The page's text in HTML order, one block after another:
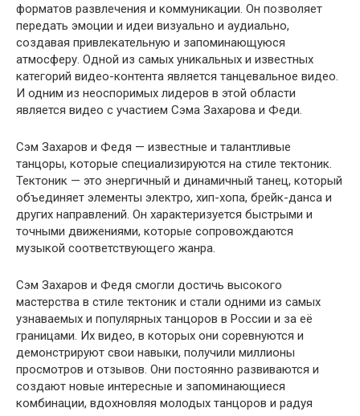
форматов развлечения и коммуникации. Он позволяет
передать эмоции и идеи визуально и аудиально,
создавая привлекательную и запоминающуюся
атмосферу. Одной из самых уникальных и известных
категорий видео-контента является танцевальное видео.
И одним из неоспоримых лидеров в этой области
является видео с участием Сэма Захарова и Феди.
Сэм Захаров и Федя — известные и талантливые
танцоры, которые специализируются на стиле тектоник.
Тектоник — это энергичный и динамичный танец, который
объединяет элементы электро, хип-хопа, брейк-данса и
других направлений. Он характеризуется быстрыми и
точными движениями, которые сопровождаются
музыкой соответствующего жанра.
Сэм Захаров и Федя смогли достичь высокого
мастерства в стиле тектоник и стали одними из самых
узнаваемых и популярных танцоров в России и за её
границами. Их видео, в которых они соревнуются и
демонстрируют свои навыки, получили миллионы
просмотров и отзывов. Они постоянно развиваются и
создают новые интересные и запоминающиеся
комбинации, вдохновляя молодых танцоров и радуя